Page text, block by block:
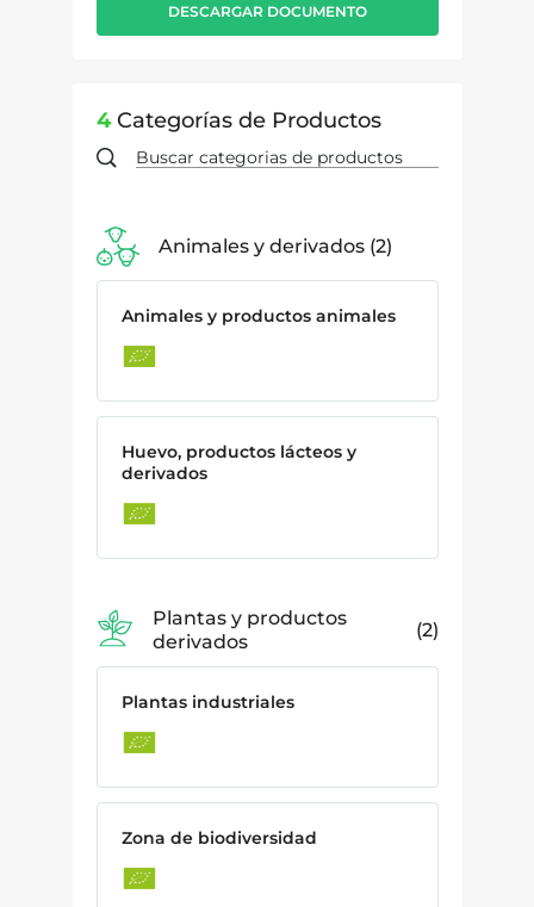
DESCARGAR DOCUMENTO
4Categorías de Productos
Animales y derivados 2
Animales y productos animales
Huevo, productos lácteos y
derivados
Plantas y productos
derivados
2
Plantas industriales
Zona de biodiversidad